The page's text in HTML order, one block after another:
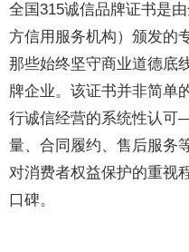
全国315诚信品牌证书是
方信用服务机构）颁发的
那些始终坚守商业道德底
牌企业。该证书并非简单
行诚信经营的系统性认
量、合同履约、售后服务
对消费者权益保护的重视
口碑。